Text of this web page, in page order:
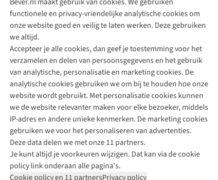
functionele en privacy-vriendelijke analytische cookies om
onze website goed en veilig te laten werken. Deze gebruiken
we altijd.
Accepteer je alle cookies, dan geef je toestemming voor het
verzamelen en delen van persoonsgegevens en het gebruik
van analytische, personalisatie en marketing cookies. De
analytische cookies gebruiken we om bij te houden hoe onze
website wordt gebruikt. Met personalisatie cookies kunnen
we de website relevanter maken voor elke bezoeker, middels
IP-adres en andere unieke kenmerken. De marketing cookies
gebruiken we voor het personaliseren van advertenties.
Deze data delen we met onze 11 partners.
Je kunt altijd je voorkeuren wijzigen. Dat kan via de cookie
policy link onderaan alle pagina's.
Cookie policy en 11 partnersPrivacy policy
Direct advies van een Buitenexpert
+31 (0)85 888 50 88
+31 6 12 28 49 80
Contactformulier